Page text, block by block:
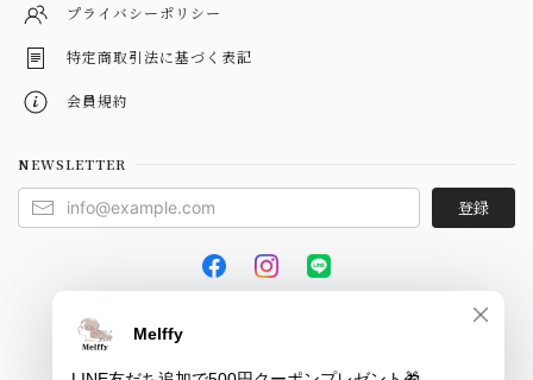
プライバシーポリシー
特定商取引法に基づく表記
会員規約
NEWSLETTER
登録